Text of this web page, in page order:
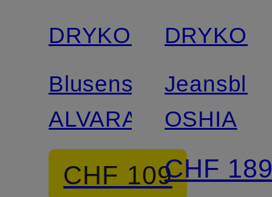
DRYKORN
Blusenshirt
ALVARA
CHF 109
OSHIA
CHF